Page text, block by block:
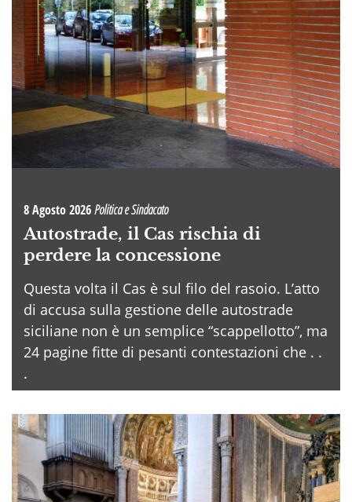
8 Agosto 2026Politica e Sindacato
Autostrade, il Cas rischia di
perdere la concessione
Questa volta il Cas è sul filo del rasoio. L’atto
di accusa sulla gestione delle autostrade
siciliane non è un semplice “scappellotto”, ma
24 pagine fitte di pesanti contestazioni che . .
.